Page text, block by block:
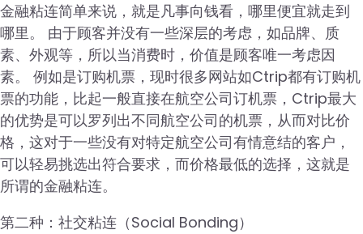
金融粘连简单来说，就是凡事向钱看，哪里便宜就走到
哪里。 由于顾客并没有一些深层的考虑，如品牌、质
素、外观等，所以当消费时，价值是顾客唯一考虑因
素。 例如是订购机票，现时很多网站如Ctrip都有订购机
票的功能，比起一般直接在航空公司订机票，Ctrip最大
的优势是可以罗列出不同航空公司的机票，从而对比价
格，这对于一些没有对特定航空公司有情意结的客户，
可以轻易挑选出符合要求，而价格最低的选择，这就是
所谓的金融粘连。
第二种：社交粘连（Social Bonding）